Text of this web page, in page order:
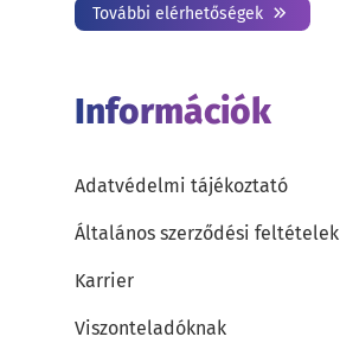
További elérhetőségek
Információk
Adatvédelmi tájékoztató
Általános szerződési feltételek
Karrier
Viszonteladóknak